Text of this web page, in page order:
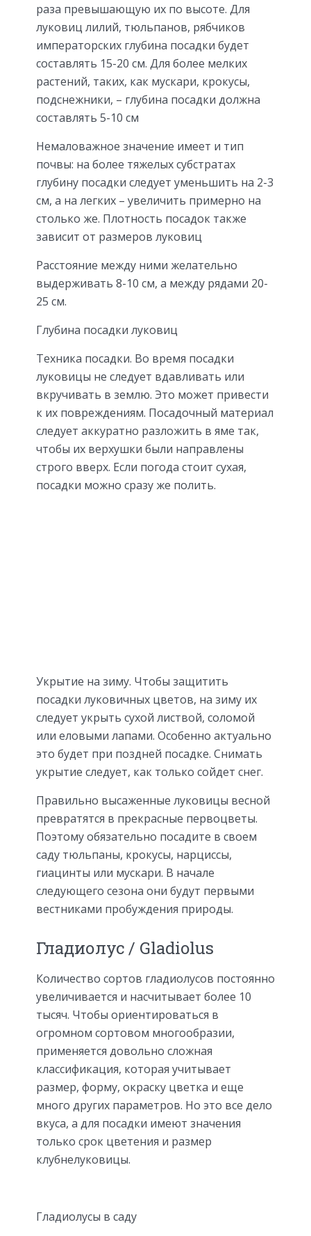
раза превышающую их по высоте. Для
луковиц лилий, тюльпанов, рябчиков
императорских глубина посадки будет
составлять 15-20 см. Для более мелких
растений, таких, как мускари, крокусы,
подснежники, – глубина посадки должна
составлять 5-10 см
Немаловажное значение имеет и тип
почвы: на более тяжелых субстратах
глубину посадки следует уменьшить на 2-3
см, а на легких – увеличить примерно на
столько же. Плотность посадок также
зависит от размеров луковиц
Расстояние между ними желательно
выдерживать 8-10 см, а между рядами 20-
25 см.
Глубина посадки луковиц
Техника посадки. Во время посадки
луковицы не следует вдавливать или
вкручивать в землю. Это может привести
к их повреждениям. Посадочный материал
следует аккуратно разложить в яме так,
чтобы их верхушки были направлены
строго вверх. Если погода стоит сухая,
посадки можно сразу же полить.
Укрытие на зиму. Чтобы защитить
посадки луковичных цветов, на зиму их
следует укрыть сухой листвой, соломой
или еловыми лапами. Особенно актуально
это будет при поздней посадке. Снимать
укрытие следует, как только сойдет снег.
Правильно высаженные луковицы весной
превратятся в прекрасные первоцветы.
Поэтому обязательно посадите в своем
саду тюльпаны, крокусы, нарциссы,
гиацинты или мускари. В начале
следующего сезона они будут первыми
вестниками пробуждения природы.
Гладиолус / Gladiolus
Количество сортов гладиолусов постоянно
увеличивается и насчитывает более 10
тысяч. Чтобы ориентироваться в
огромном сортовом многообразии,
применяется довольно сложная
классификация, которая учитывает
размер, форму, окраску цветка и еще
много других параметров. Но это все дело
вкуса, а для посадки имеют значения
только срок цветения и размер
клубнелуковицы.
Гладиолусы в саду